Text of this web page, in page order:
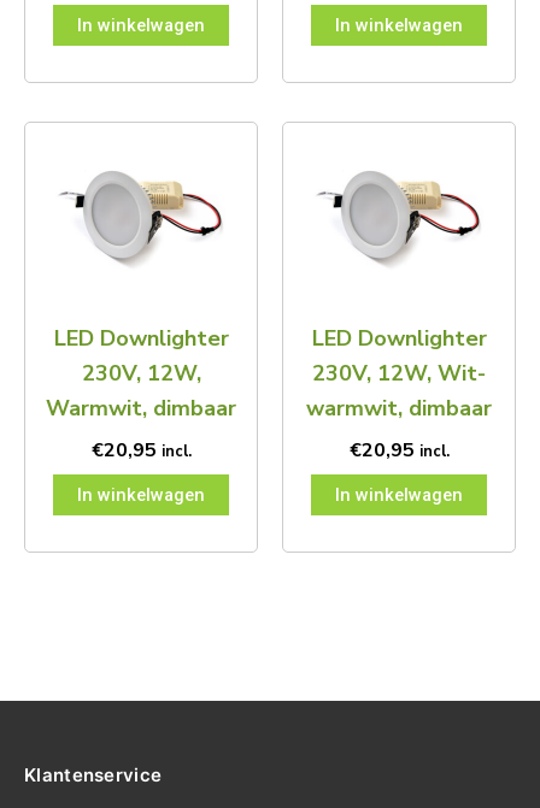
In winkelwagen
In winkelwagen
LED Downlighter
230V, 12W,
Warmwit, dimbaar
€20,95 incl.
In winkelwagen
LED Downlighter
230V, 12W, Wit-
warmwit, dimbaar
€20,95 incl.
In winkelwagen
Klantenservice